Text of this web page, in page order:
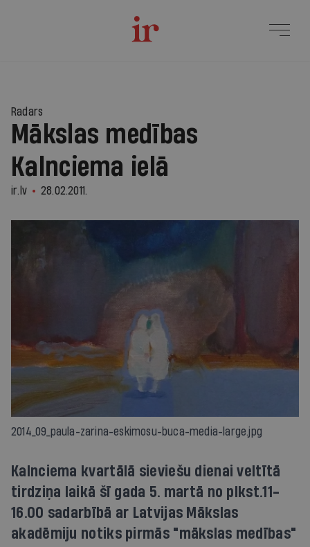
Radars
Mākslas medības
Kalnciema ielā
ir.lv 28.02.2011.
2014_09_paula-zarina-eskimosu-buca-media-large.jpg
Kalnciema kvartālā sieviešu dienai veltītā
tirdziņa laikā šī gada 5. martā no plkst.11-
16.00 sadarbībā ar Latvijas Mākslas
akadēmiju notiks pirmās "mākslas medības"